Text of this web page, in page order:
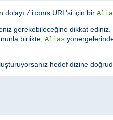
dolayı /icons URL’si için bir
gerekebileceğine dikkat ediniz.
birlikte, Alias
hedef dizine